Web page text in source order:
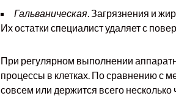
Гальваническая. Загрязнения и
Их остатки специалист удаляет с
При регулярном выполнении
процессы в клетках. По сравнению с
совсем или держится всего